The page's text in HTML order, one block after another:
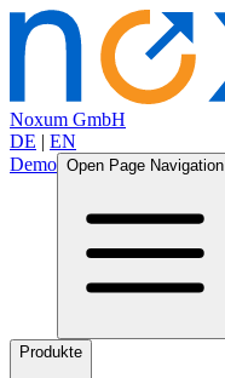
Noxum GmbH
DE | EN
Demo Open Page Navigation
Produkte